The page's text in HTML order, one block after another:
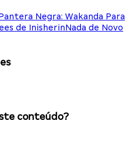
Negra: Wakanda Para
de InisherinNada de Novo
conteúdo?